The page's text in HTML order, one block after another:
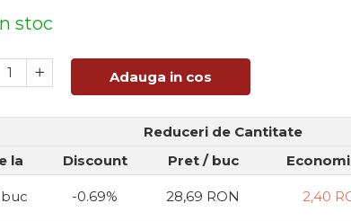
stoc
Adauga in cos
Reduceri de Cantitate
la
Discount Pret / buc
-0.69% 28,69 RON 2,40